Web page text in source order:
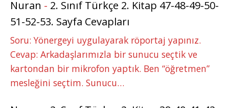
Nuran - 2. Sınıf Türkçe 2. Kitap 47-48-49-50-
51-52-53. Sayfa Cevapları
Soru: Yönergeyi uygulayarak röportaj yapınız.
Cevap: Arkadaşlarımızla bir sunucu seçtik ve
kartondan bir mikrofon yaptık. Ben “öğretmen”
mesleğini seçtim. Sunucu…